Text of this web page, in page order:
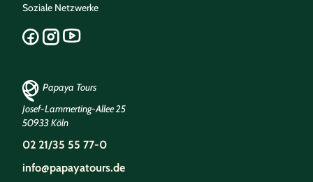
Soziale Netzwerke
Papaya Tours
Josef-Lammerting-Allee 25
50933 Köln
02 21/35 55 77-0
info@papayatours.de